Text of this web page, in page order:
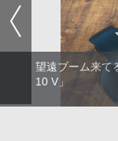
望遠ブーム来て
10 V」